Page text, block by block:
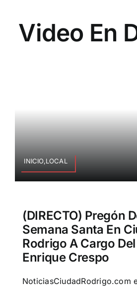
Video En
INICIO,LOCAL
(DIRECTO) Pregón
Semana Santa En
Rodrigo A Cargo
Enrique Crespo
NoticiasCiudadRodrigo.com